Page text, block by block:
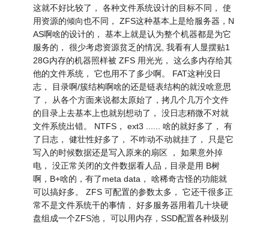
这就不好比较了， 各种文件系统设计的目标不同， 使
用资源的倾向也不同， ZFS这种基本上是给服务器，N
AS啊啥的设计的， 基本上就是认为整个机器都是为它
服务的， 很少考虑资源贫乏的情况, 我看有人显摆贴1
28G内存的机器照样被 ZFS 用光光， 这么多内存给其
他的文件系统， 它也用不了多少啊。 FAT这种没日
志， 目录啊/簇结构啊啥的还是链表结构的就没啥意思
了， 从各个方面来说都太原始了，拷几个几万个文件
的目录上去基本上也就别想动了， 没日志稍微不对就
文件系统出错。 NTFS， ext3 ...... 啥的就好多了， 有
了日志， 健壮性好多了， 不咋动不动就挂了， 只是它
写入的时候数据还是写入原来的扇区 ， 如果意外掉
电， 没正常关闭的文件数据看人品，目录是用 B树
啊，B+啥的，有了meta data， 啥稀奇古怪的功能就
可以搞好多。 ZFS 可配置的参数太多， 它还干很多正
常不是文件系统干的事情， 好多服务器用着几十块硬
盘组成一个ZFS池， 可以用内存，SSD配置各种级别